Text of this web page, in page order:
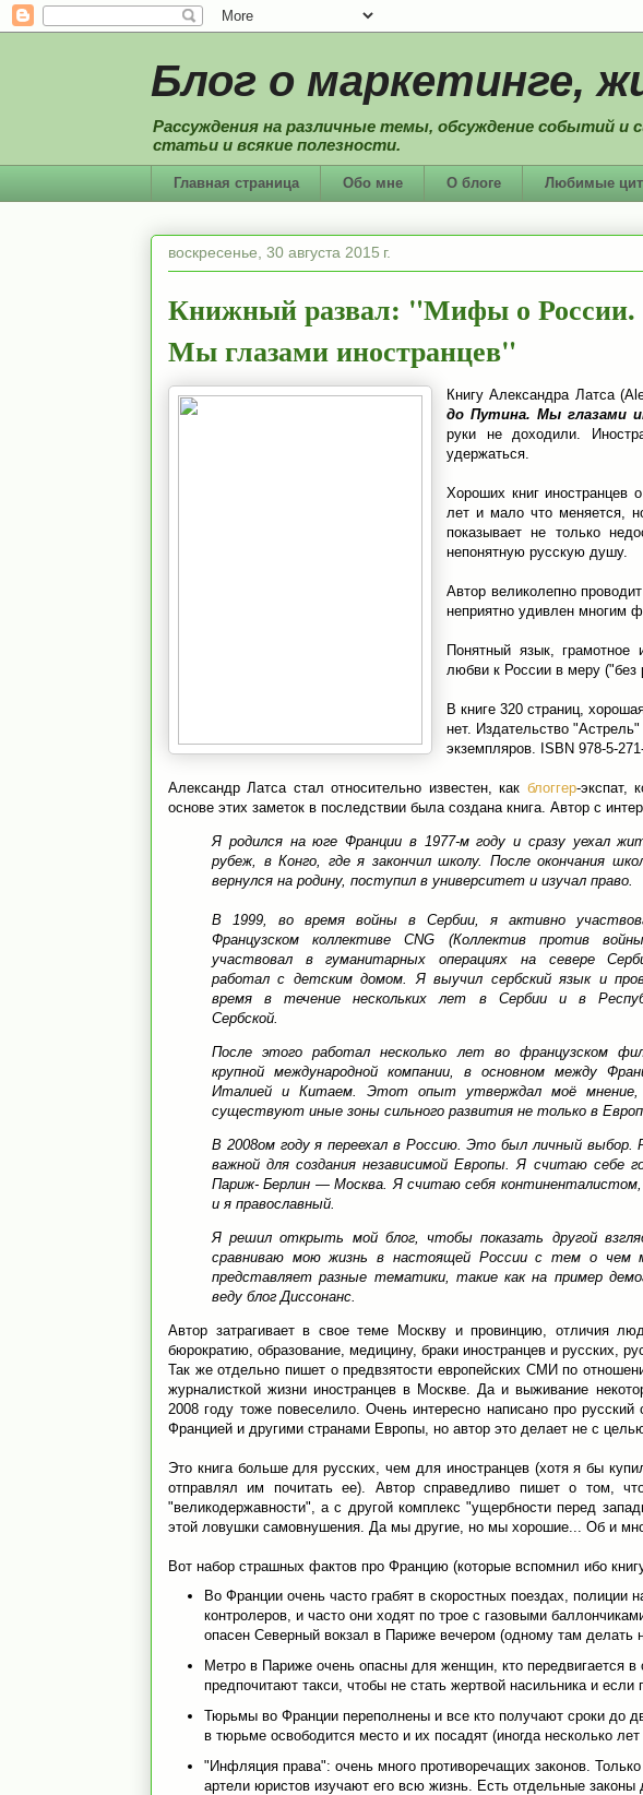
Блог о маркетинге,
Рассуждения на различные темы, обсуждение событий и
статьи и всякие полезности.
Главная страница Обо мне О блоге Любимые
воскресенье, 30 августа 2015 г.
Книжный развал: "Мифы о России.
Мы глазами иностранцев"
Книгу Александра Латса
до Путина. Мы глазами
руки не доходили.
удержаться.
Хороших книг иностранцев
лет и мало что меняется,
показывает не только
непонятную русскую душу.
Автор великолепно
неприятно удивлен многим
Понятный язык, грамотное
любви к России в меру ("без
В книге 320 страниц,
нет. Издательство
экземпляров. ISBN 978-5-
Александр Латса стал относительно известен, как блоггер-экспат,
основе этих заметок в последствии была создана книга. Автор с
Я родился на юге Франции в 1977-м году и сразу уехал
рубеж, в Конго, где я закончил школу. После окончания
вернулся на родину, поступил в университет и изучал право.
В 1999, во время войны в Сербии, я активно
Французском коллективе CNG (Коллектив против
участвовал в гуманитарных операциях на севере
работал с детским домом. Я выучил сербский язык и
время в течение нескольких лет в Сербии и в
Сербской.
После этого работал несколько лет во французском
крупной международной компании, в основном между
Италией и Китаем. Этот опыт утверждал моё
существуют иные зоны сильного развития не только в
В 2008ом году я переехал в Россию. Это был личный выбор.
важной для создания независимой Европы. Я считаю себе
Париж- Берлин — Москва. Я считаю себя континенталистом,
и я православный.
Я решил открыть мой блог, чтобы показать другой
сравниваю мою жизнь в настоящей России с тем о чем
представляет разные тематики, такие как на пример
веду блог Диссонанс.
Автор затрагивает в свое теме Москву и провинцию, отличия
бюрократию, образование, медицину, браки иностранцев и русских,
Так же отдельно пишет о предвзятости европейских СМИ по
журналисткой жизни иностранцев в Москве. Да и выживание
2008 году тоже повеселило. Очень интересно написано про
Францией и другими странами Европы, но автор это делает не с целью
Это книга больше для русских, чем для иностранцев (хотя я бы
отправлял им почитать ее). Автор справедливо пишет о том,
"великодержавности", а с другой комплекс "ущербности перед
этой ловушки самовнушения. Да мы другие, но мы хорошие... Об и
Вот набор страшных фактов про Францию (которые вспомнил ибо
Во Франции очень часто грабят в скоростных поездах, полиции
контролеров, и часто они ходят по трое с газовыми
опасен Северный вокзал в Париже вечером (одному там делать
Метро в Париже очень опасны для женщин, кто передвигается в
предпочитают такси, чтобы не стать жертвой насильника и если
Тюрьмы во Франции переполнены и все кто получают сроки до
в тюрьме освободится место и их посадят (иногда несколько
"Инфляция права": очень много противоречащих законов.
артели юристов изучают его всю жизнь. Есть отдельные законы